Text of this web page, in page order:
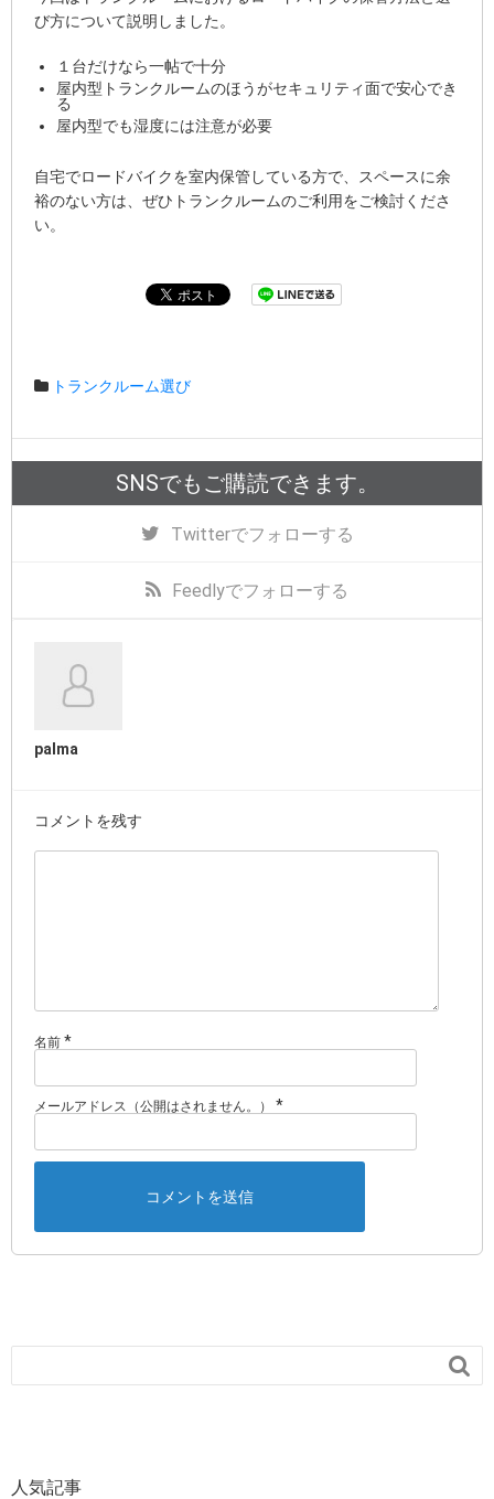
び方について説明しました。
１台だけなら一帖で十分
屋内型トランクルームのほうがセキュリティ面で安心でき
る
屋内型でも湿度には注意が必要
自宅でロードバイクを室内保管している方で、スペースに余
裕のない方は、ぜひトランクルームのご利用をご検討くださ
い。
トランクルーム選び
SNSでもご購読できます。
Twitterでフォローする
Feedlyでフォローする
palma
コメントを残す
名前 *
メールアドレス（公開はされません。） *

人気記事